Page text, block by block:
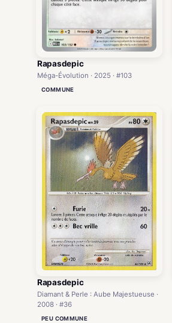
Rapasdepic
Méga-Évolution · 2025 · #103
COMMUNE
Rapasdepic
Diamant & Perle : Aube Majestueuse ·
2008 · #36
PEU COMMUNE